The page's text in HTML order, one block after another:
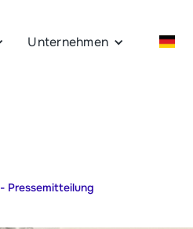
Unternehmen
- Pressemitteilung